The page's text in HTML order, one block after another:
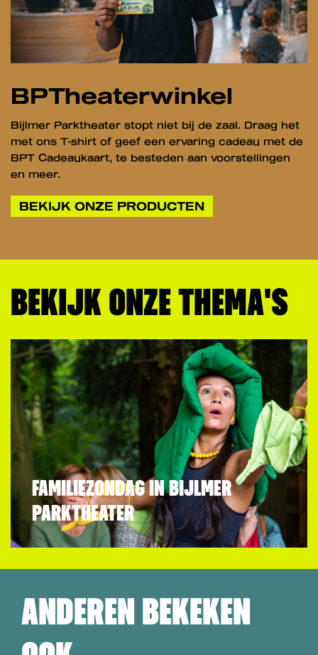
BPTheaterwinkel
Bijlmer Parktheater stopt niet bij de zaal. Draag het
met ons T-shirt of geef een ervaring cadeau met de
BPT Cadeaukaart, te besteden aan voorstellingen
en meer.
BEKIJK ONZE PRODUCTEN
BEKIJK ONZE THEMA'S
FAMILIEZONDAG IN BIJLMER
PARKTHEATER
ANDEREN BEKEKEN